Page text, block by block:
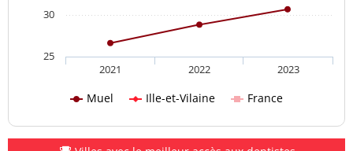
Muel Ille-et-Vilaine France
2021 2022 2023
25
30